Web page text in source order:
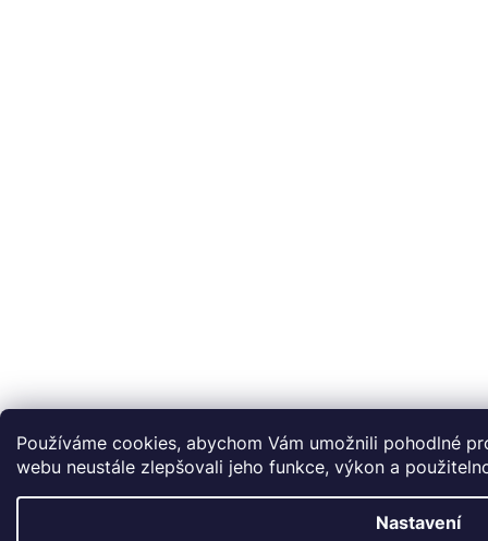
Používáme cookies, abychom Vám umožnili pohodlné
webu neustále zlepšovali jeho funkce, výkon a
Nastavení